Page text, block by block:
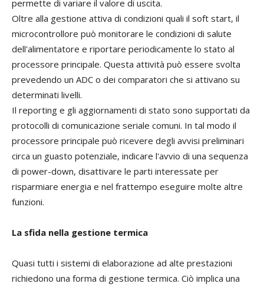
permette di variare il valore di uscita.
Oltre alla gestione attiva di condizioni quali il soft start, il
microcontrollore può monitorare le condizioni di salute
dell'alimentatore e riportare periodicamente lo stato al
processore principale. Questa attività può essere svolta
prevedendo un ADC o dei comparatori che si attivano su
determinati livelli.
Il reporting e gli aggiornamenti di stato sono supportati da
protocolli di comunicazione seriale comuni. In tal modo il
processore principale può ricevere degli avvisi preliminari
circa un guasto potenziale, indicare l'avvio di una sequenza
di power-down, disattivare le parti interessate per
risparmiare energia e nel frattempo eseguire molte altre
funzioni.
La sfida nella gestione termica
Quasi tutti i sistemi di elaborazione ad alte prestazioni
richiedono una forma di gestione termica. Ciò implica una